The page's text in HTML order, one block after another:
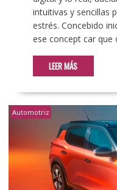
intuitivas y sencillas
estrés. Concebido
ese concept car
LEER MÁS
Automotriz